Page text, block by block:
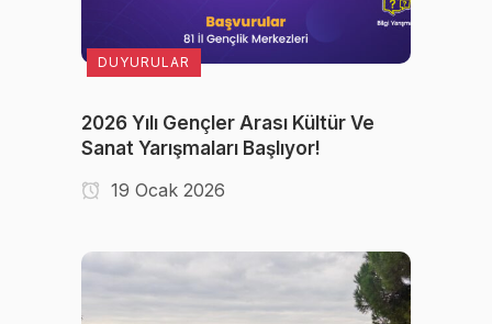
DUYURULAR
2026 Yılı Gençler Arası Kültür Ve
Sanat Yarışmaları Başlıyor!
19 Ocak 2026